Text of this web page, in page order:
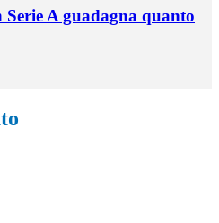
A guadagna quanto